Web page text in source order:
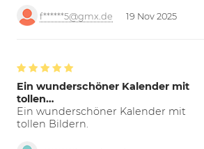
f******5@gmx.de 19 Nov 2025
Ein wunderschöner Kalender mit
tollen…
Ein wunderschöner Kalender mit
tollen Bildern.